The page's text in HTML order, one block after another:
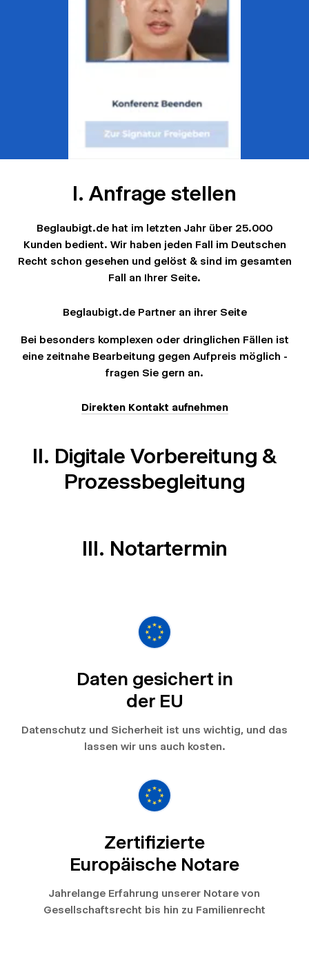
I. Anfrage stellen
Beglaubigt.de hat im letzten Jahr über 25.000
Kunden bedient. Wir haben jeden Fall im Deutschen
Recht schon gesehen und gelöst & sind im gesamten
Fall an Ihrer Seite.
Beglaubigt.de Partner an ihrer Seite
Bei besonders komplexen oder dringlichen Fällen ist
eine zeitnahe Bearbeitung gegen Aufpreis möglich -
fragen Sie gern an.
Direkten Kontakt aufnehmen
II. Digitale Vorbereitung &
Prozessbegleitung
III. Notartermin
Daten gesichert in
der EU
Datenschutz und Sicherheit ist uns wichtig, und das
lassen wir uns auch kosten.
Zertifizierte
Europäische Notare
Jahrelange Erfahrung unserer Notare von
Gesellschaftsrecht bis hin zu Familienrecht